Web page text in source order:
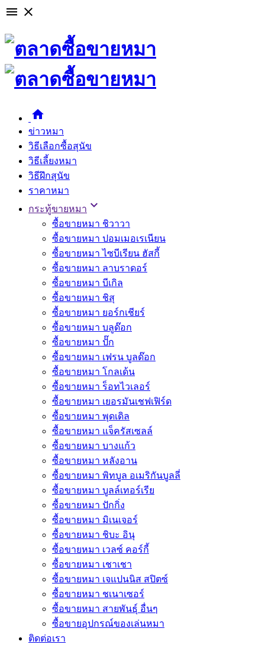
 close

ข่าวหมา
วิธีเลือกซื้อสุนัข
วิธีเลี้ยงหมา
วิธีฝึกสุนัข
ราคาหมา
กระทู้ขายหมา 
ซื้อขายหมา ชิวาวา
ซื้อขายหมา ปอมเมอเรเนียน
ซื้อขายหมา ไซบีเรียน ฮัสกี้
ซื้อขายหมา ลาบราดอร์
ซื้อขายหมา บีเกิล
ซื้อขายหมา ชิสุ
ซื้อขายหมา ยอร์กเชียร์
ซื้อขายหมา บลูด๊อก
ซื้อขายหมา ปั๊ก
ซื้อขายหมา เฟรน บูลด๊อก
ซื้อขายหมา โกลเด้น
ซื้อขายหมา ร็อทไวเลอร์
ซื้อขายหมา เยอรมันเชฟเฟิร์ด
ซื้อขายหมา พุดเดิล
ซื้อขายหมา แจ็ครัสเซลล์
ซื้อขายหมา บางแก้ว
ซื้อขายหมา หลังอาน
ซื้อขายหมา พิทบูล อเมริกันบูลลี่
ซื้อขายหมา บูลล์เทอร์เรีย
ซื้อขายหมา ปักกิ่ง
ซื้อขายหมา มิเนเจอร์
ซื้อขายหมา ชิบะ อินุ
ซื้อขายหมา เวลซ์ คอร์กี้
ซื้อขายหมา เชาเชา
ซื้อขายหมา เจแปนนิส สปิตซ์
ซื้อขายหมา ชเนาเซอร์
ซื้อขายหมา สายพันธุ์ อื่นๆ
ซื้อขายอุปกรณ์ของเล่นหมา
ติดต่อเรา